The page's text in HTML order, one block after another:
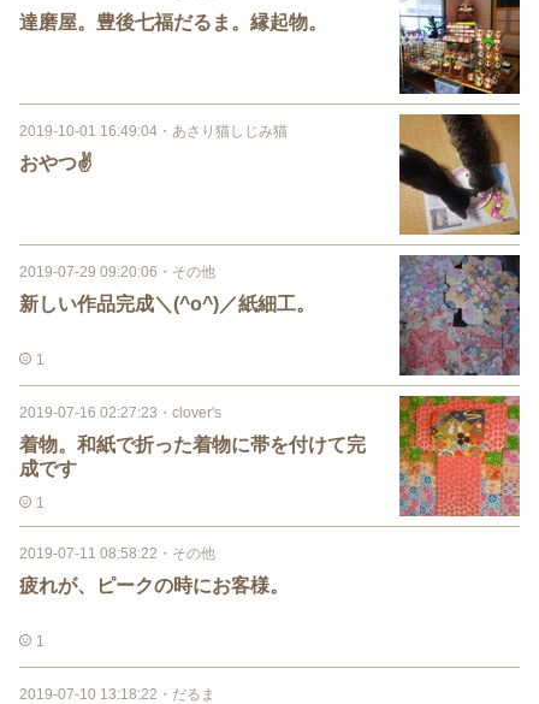
達磨屋。豊後七福だるま。縁起物。
2019-10-01 16:49:04 ・ あさり猫しじみ猫
おやつ✌
2019-07-29 09:20:06 ・ その他
新しい作品完成＼(^o^)／紙細工。
1
2019-07-16 02:27:23 ・ clover's
着物。和紙で折った着物に帯を付けて完
成です
1
2019-07-11 08:58:22 ・ その他
疲れが、ピークの時にお客様。
1
2019-07-10 13:18:22 ・ だるま